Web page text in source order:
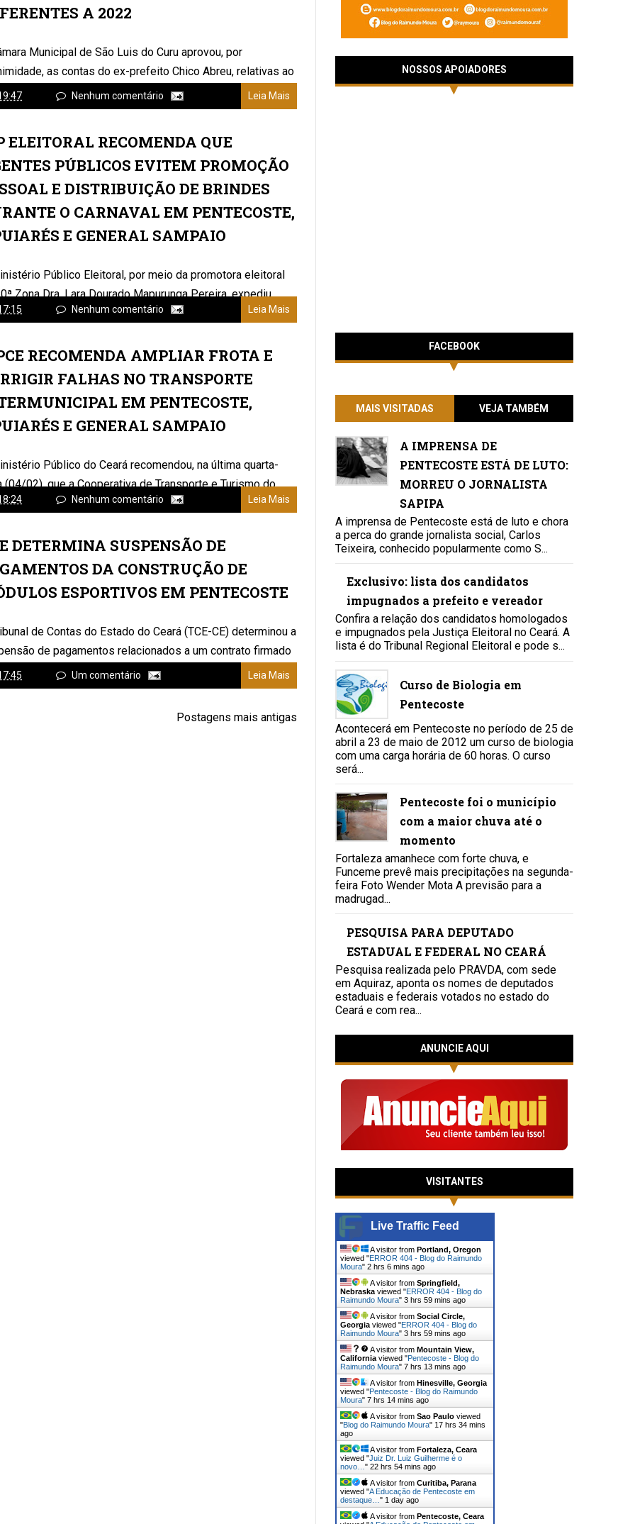
A 2022
Municipal de São Luis do Curu aprovou, por
as contas do ex-prefeito Chico Abreu, relativas ao
financeiro de ...Nenhum comentário Leia Mais
ELEITORAL RECOMENDA QUE
PÚBLICOS EVITEM PROMOÇÃO
E DISTRIBUIÇÃO DE BRINDES
O CARNAVAL EM PENTECOSTE,
E GENERAL SAMPAIO
Público Eleitoral, por meio da promotora eleitoral
Zona Dra. Lara Dourado Mapurunga Pereira, expediu
Nenhum comentário Leia Mais
RECOMENDA AMPLIAR FROTA E
FALHAS NO TRANSPORTE
EM PENTECOSTE,
E GENERAL SAMPAIO
Público do Ceará recomendou, na última quarta-
(04/02), que a Cooperativa de Transporte e Turismo do
(Cotrece), a Ag...Nenhum comentário Leia Mais
DETERMINA SUSPENSÃO DE
DA CONSTRUÇÃO DE
ESPORTIVOS EM PENTECOSTE
de Contas do Estado do Ceará (TCE-CE) determinou a
de pagamentos relacionados a um contrato firmado
Prefeitura de ...Um comentário Leia Mais
Postagens mais antigas
NOSSOS APOIADORES
FACEBOOK
MAIS VISITADAS VEJA TAMBÉM
A IMPRENSA DE
PENTECOSTE ESTÁ DE LUTO:
MORREU O JORNALISTA
SAPIPA
A imprensa de Pentecoste está de luto e chora
a perca do grande jornalista social, Carlos
Teixeira, conhecido popularmente como S...
Exclusivo: lista dos candidatos
impugnados a prefeito e vereador
Confira a relação dos candidatos homologados
e impugnados pela Justiça Eleitoral no Ceará. A
lista é do Tribunal Regional Eleitoral e pode s...
Curso de Biologia em
Pentecoste
Acontecerá em Pentecoste no período de 25 de
abril a 23 de maio de 2012 um curso de biologia
com uma carga horária de 60 horas. O curso
será...
Pentecoste foi o município
com a maior chuva até o
momento
Fortaleza amanhece com forte chuva, e
Funceme prevê mais precipitações na segunda-
feira Foto Wender Mota A previsão para a
madrugad...
PESQUISA PARA DEPUTADO
ESTADUAL E FEDERAL NO CEARÁ
Pesquisa realizada pelo PRAVDA, com sede
em Aquiraz, aponta os nomes de deputados
estaduais e federais votados no estado do
Ceará e com rea...
ANUNCIE AQUI
VISITANTES
Live Traffic Feed
A visitor fromPortland, Oregon
viewed "ERROR 404 - Blog do Raimundo
Moura"2 hrs 6 mins ago
A visitor fromSpringfield,
Nebraska viewed "ERROR 404 - Blog do
Raimundo Moura"3 hrs 59 mins ago
A visitor fromSocial Circle,
Georgia viewed "ERROR 404 - Blog do
Raimundo Moura"3 hrs 59 mins ago
A visitor fromMountain View,
California viewed "Pentecoste - Blog do
Raimundo Moura"7 hrs 13 mins ago
A visitor fromHinesville, Georgia
viewed "Pentecoste - Blog do Raimundo
Moura"7 hrs 14 mins ago
A visitor fromSao Paulo viewed
"Blog do Raimundo Moura" 17 hrs 34 mins
ago
A visitor fromFortaleza, Ceara
viewed "Juiz Dr. Luiz Guilherme é o
novo…"22 hrs 54 mins ago
A visitor fromCuritiba, Parana
viewed "A Educação de Pentecoste em
destaque…" 1 day ago
A visitor fromPentecoste, Ceara